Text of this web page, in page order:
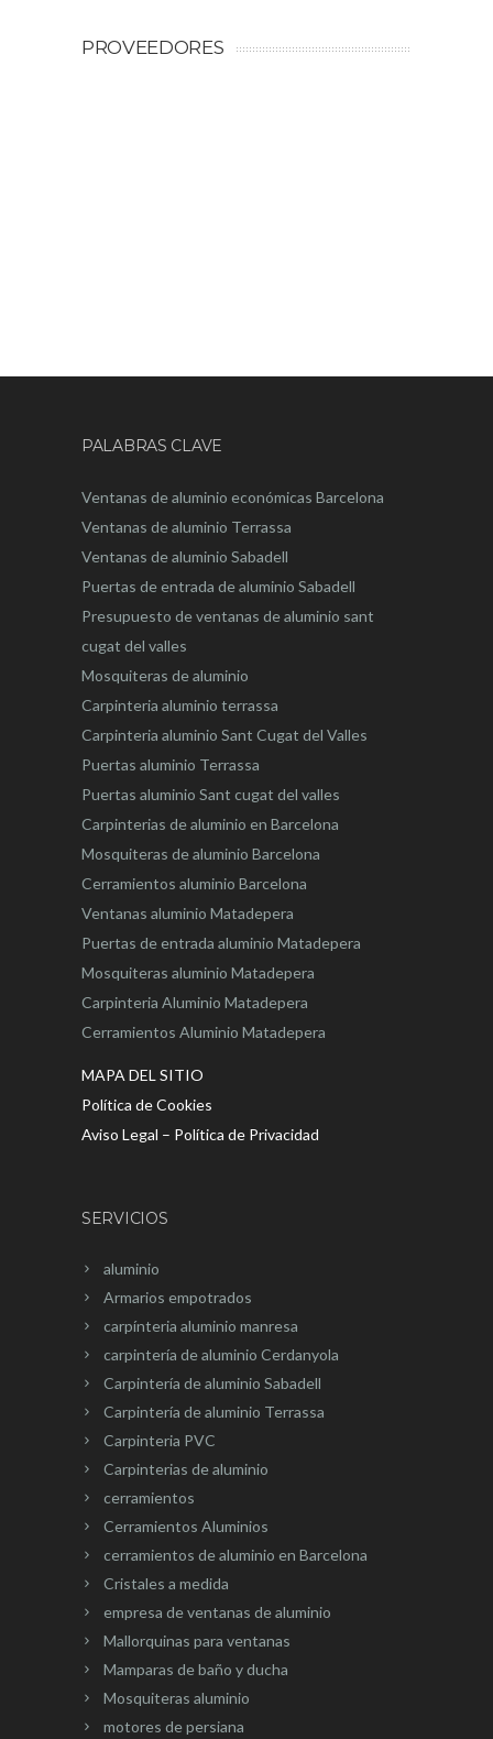
PROVEEDORES
PALABRAS CLAVE
Ventanas de aluminio económicas Barcelona
Ventanas de aluminio Terrassa
Ventanas de aluminio Sabadell
Puertas de entrada de aluminio Sabadell
Presupuesto de ventanas de aluminio sant
cugat del valles
Mosquiteras de aluminio
Carpinteria aluminio terrassa
Carpinteria aluminio Sant Cugat del Valles
Puertas aluminio Terrassa
Puertas aluminio Sant cugat del valles
Carpinterias de aluminio en Barcelona
Mosquiteras de aluminio Barcelona
Cerramientos aluminio Barcelona
Ventanas aluminio Matadepera
Puertas de entrada aluminio Matadepera
Mosquiteras aluminio Matadepera
Carpinteria Aluminio Matadepera
Cerramientos Aluminio Matadepera
MAPA DEL SITIO
Política de Cookies
Aviso Legal – Política de Privacidad
SERVICIOS
aluminio
Armarios empotrados
carpínteria aluminio manresa
carpintería de aluminio Cerdanyola
Carpintería de aluminio Sabadell
Carpintería de aluminio Terrassa
Carpinteria PVC
Carpinterias de aluminio
cerramientos
Cerramientos Aluminios
cerramientos de aluminio en Barcelona
Cristales a medida
empresa de ventanas de aluminio
Mallorquinas para ventanas
Mamparas de baño y ducha
Mosquiteras aluminio
motores de persiana